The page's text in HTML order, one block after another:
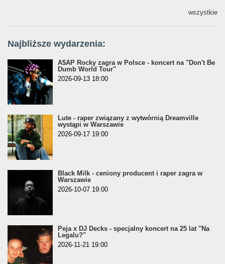
wszystkie
Najbliższe wydarzenia:
A$AP Rocky zagra w Polsce - koncert na "Don't Be
Dumb World Tour"
2026-09-13 18:00
Lute - raper związany z wytwórnią Dreamville
wystąpi w Warszawie
2026-09-17 19:00
Black Milk - ceniony producent i raper zagra w
Warszawie
2026-10-07 19:00
Peja x DJ Decks - specjalny koncert na 25 lat "Na
Legalu?"
2026-11-21 19:00